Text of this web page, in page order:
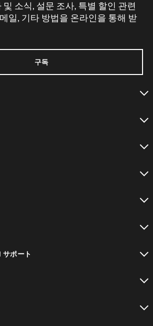
및 소식, 설문 조사, 특별 할인 관련
일, 기타 방법을 온라인을 통해 받
구독
ポート